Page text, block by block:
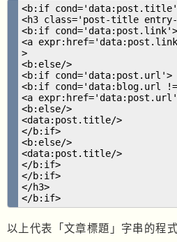
<b:if
<h3 class='post-title
<b:if cond='data:post.link'>
<a
>
<b:else/>
<b:if cond='data:post.url'>
<b:if cond='data:blog.url
<a
<b:else/>
<data:post.title/>
</b:if>
<b:else/>
<data:post.title/>
</b:if>
</b:if>
</h3>
</b:if>
以上代表「文章標題」字串的程